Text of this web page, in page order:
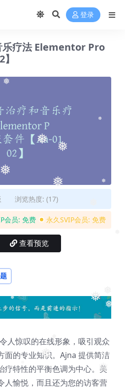
❅
❅
❅
❅
❅
❅
❅
❅
❅
❅
❅
❅
❅
登录
乐疗法 Elementor Pro
浏览热度: (17)
会员: 免费 永久SVIP会员: 免费
查看预览
人惊叹的在线形象，吸引观众
面的专业知识。Ajna 提供简洁
疗特性的平衡色调为中心。美
人愉悦，而且还为您的访客营